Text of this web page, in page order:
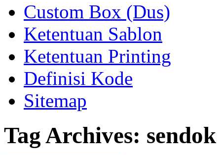
Custom Box (Dus)
Ketentuan Sablon
Ketentuan Printing
Definisi Kode
Sitemap
Tag Archives: